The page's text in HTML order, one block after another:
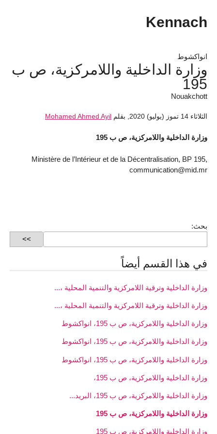
Kennach
انواكشوط
وزارة الداخلية واللامركزية، ص ب
195
Nouakchott
الثلاثاء 14 تموز (يوليو) 2020 بقلم Mohamed Ahmed Ayil
وزارة الداخلية واللامركزية، ص ب 195
Ministère de l’Intérieur et de la Décentralisation, BP 195,
communication@mid.mr
بحث:
في هذا القسم أيضاً
وزارة الداخلية وترقية اللامركزية والتنمية المحلية ،...
وزارة الداخلية وترقية اللامركزية والتنمية المحلية ،...
وزارة الداخلية واللامركزية، ص ب 195، انواكشوط
وزارة الداخلية واللامركزية، ص ب 195، انواكشوط
وزارة الداخلية واللامركزية، ص ب 195، انواكشوط
وزارة الداخلية واللامركزية، ص ب 195،
وزارة الداخلية واللامركزية، ص ب 195، البريد...
وزارة الداخلية واللامركزية، ص ب 195
وزارة الداخلية واللامركزية، ص ب 195